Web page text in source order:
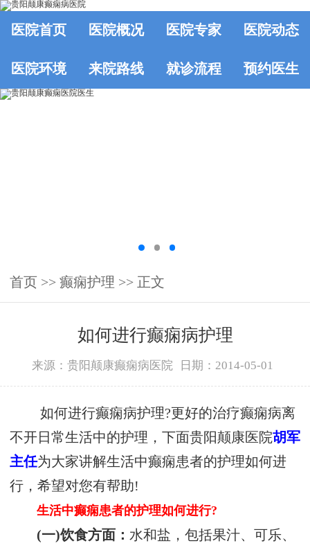
医院首页 医院概况 医院专家 医院动态
医院环境 来院路线 就诊流程 预约医生
首页 >> 癫痫护理 >> 正文
如何进行癫痫病护理
来源：贵阳颠康癫痫病医院 日期：2014-05-01
如何进行癫痫病护理?更好的治疗癫痫病离
不开日常生活中的护理，下面贵阳颠康医院胡军
主任为大家讲解生活中癫痫患者的护理如何进
行，希望对您有帮助!
生活中癫痫患者的护理如何进行?
(一)饮食方面： 水和盐，包括果汁、可乐、